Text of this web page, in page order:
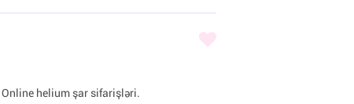
helium şar sifarişləri.